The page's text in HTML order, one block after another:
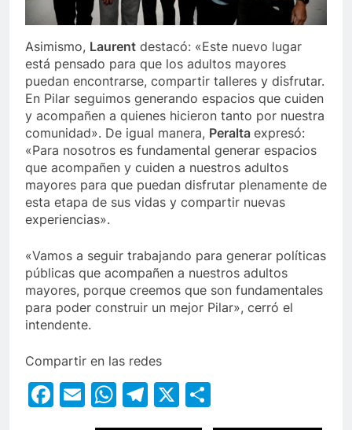
Asimismo, Laurent destacó: «Este nuevo lugar
está pensado para que los adultos mayores
puedan encontrarse, compartir talleres y disfrutar.
En Pilar seguimos generando espacios que cuiden
y acompañen a quienes hicieron tanto por nuestra
comunidad». De igual manera, Peralta expresó:
«Para nosotros es fundamental generar espacios
que acompañen y cuiden a nuestros adultos
mayores para que puedan disfrutar plenamente de
esta etapa de sus vidas y compartir nuevas
experiencias».
«Vamos a seguir trabajando para generar políticas
públicas que acompañen a nuestros adultos
mayores, porque creemos que son fundamentales
para poder construir un mejor Pilar», cerró el
intendente.
Compartir en las redes
Facebook
EmailWhatsApp
Telegram
X